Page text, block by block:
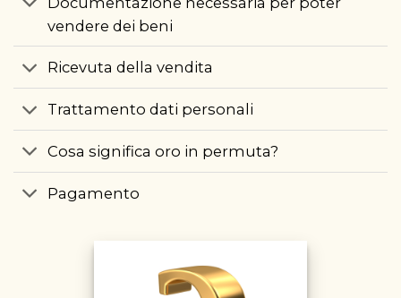
vendere dei beni
Ricevuta della vendita
Trattamento dati personali
Cosa significa oro in permuta?
Pagamento